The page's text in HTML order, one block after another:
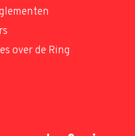
over de Ring